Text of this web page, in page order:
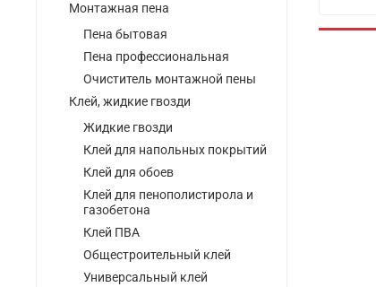
Монтажная пена
Пена бытовая
Пена профессиональная
Очиститель монтажной пены
Клей, жидкие гвозди
Жидкие гвозди
Клей для напольных покрытий
Клей для обоев
Клей для пенополистирола и
газобетона
Клей ПВА
Общестроительный клей
Универсальный клей